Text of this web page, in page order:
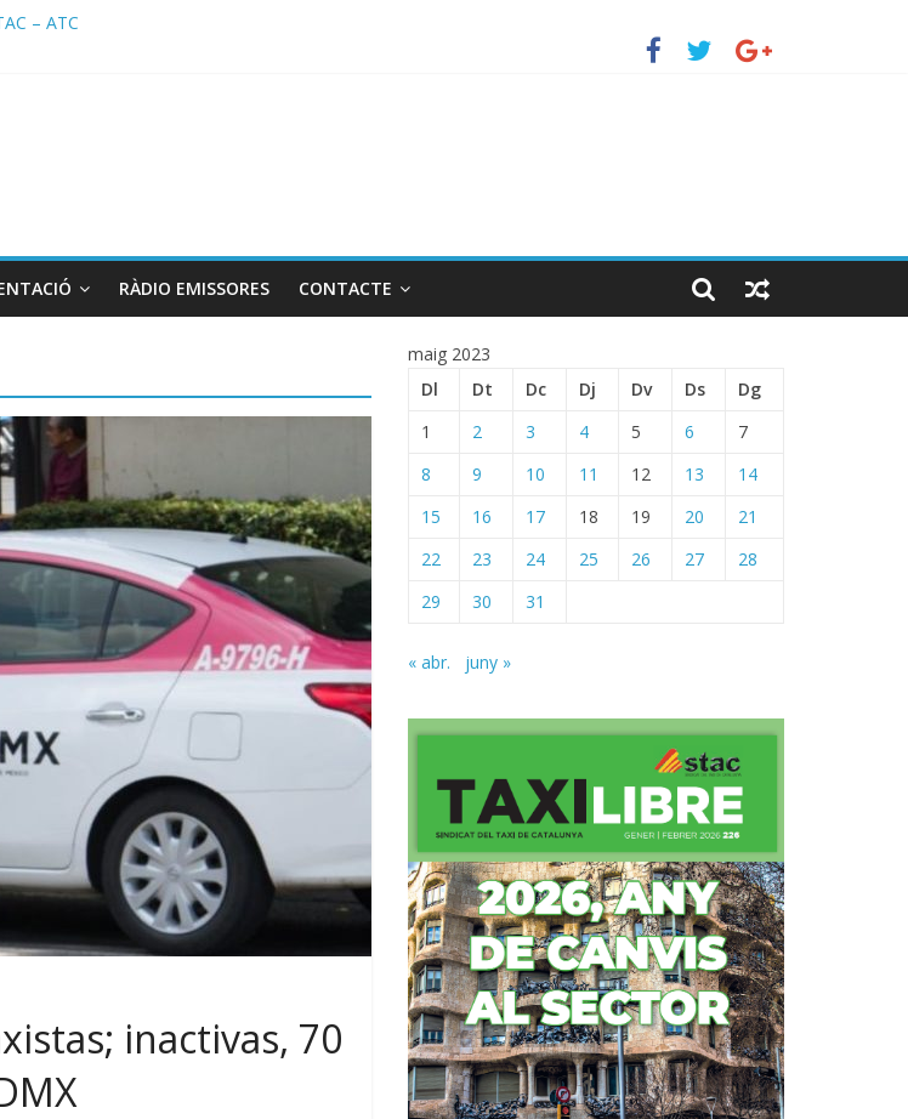
– ATC
RÀDIO EMISSORES CONTACTE
inactivas, 70
maig 2023
Dl
Dt Dc Dj Dv Ds
Dg
1
2 3 4 5 6
7
8
9 10 11 12 13
14
15
16 17 18 19 20
21
22
23 24 25 26 27
28
29
30 31
« abr. juny »